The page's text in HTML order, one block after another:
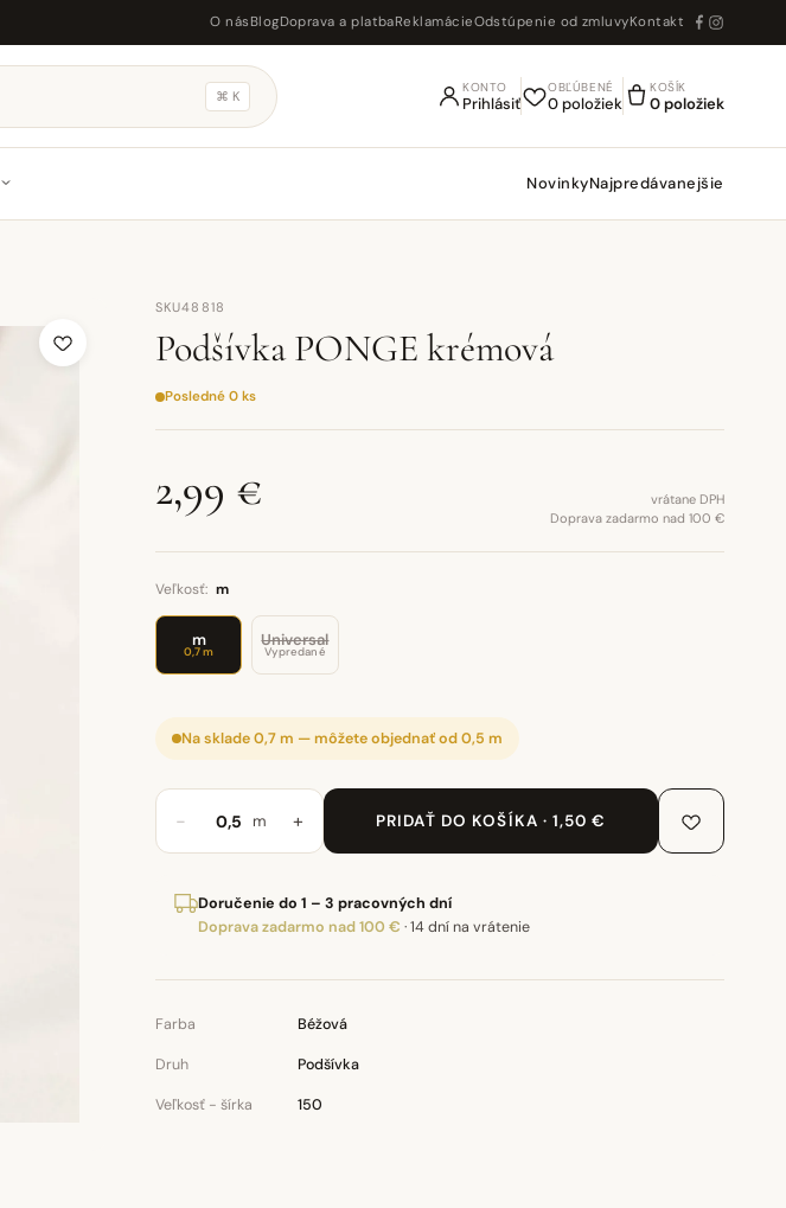
O nás BlogDoprava a platbaReklamácieOdstúpenie od zmluvyKontakt
⌘ K
KONTO
Prihlásiť
OBĽÚBENÉ
0 položiek
KOŠÍK
0 položiek
NovinkyNajpredávanejšie
SKU48818
Podšívka PONGE krémová
Posledné 0 ks
2,99 €
vrátane DPH
Doprava zadarmo nad 100 €
Veľkosť: m
m
0,7 m
Universal
Vypredané
Na sklade 0,7 m — môžete objednať od 0,5 m
− m + PRIDAŤ DO KOŠÍKA · 1,50 €
Doručenie do 1 – 3 pracovných dní
Doprava zadarmo nad 100 € ·14 dní na vrátenie
Farba Béžová
Druh Podšívka
Veľkosť - šírka 150